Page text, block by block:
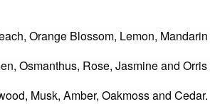
Orange Blossom, Lemon,
Osmanthus, Rose, Jasmine and Orris
Musk, Amber, Oakmoss and Cedar.